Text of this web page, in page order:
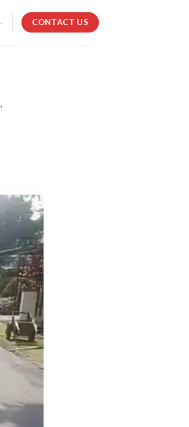
- CONTACT US